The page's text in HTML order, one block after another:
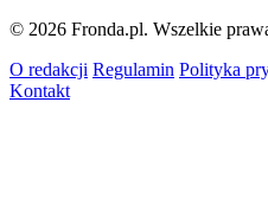
© 2026 Fronda.pl. Wszelkie
O redakcji Regulamin Polityka
Kontakt